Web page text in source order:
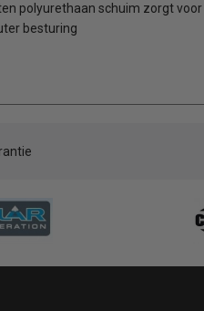
polyurethaan schuim zorgt
besturing